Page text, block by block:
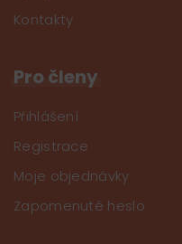
Kontakty
Pro členy
Přihlášení
Registrace
Moje objednávky
Zapomenuté heslo